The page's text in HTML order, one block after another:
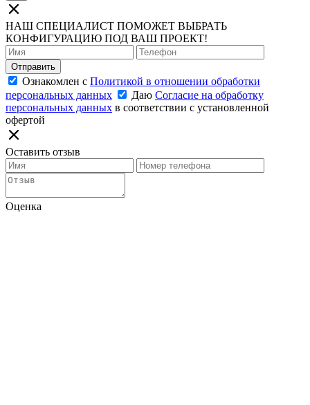
НАШ СПЕЦИАЛИСТ ПОМОЖЕТ ВЫБРАТЬ
КОНФИГУРАЦИЮ ПОД ВАШ ПРОЕКТ!
Отправить
Ознакомлен с Политикой в отношении обработки
персональных данных
Даю Согласие на обработку
персональных данных в соответствии с установленной
офертой
Оставить отзыв
Оценка